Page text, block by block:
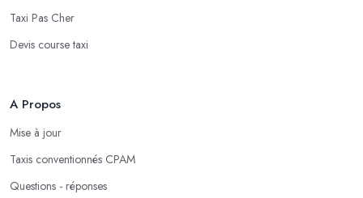
Taxi Pas Cher
Devis course taxi
A Propos
Mise à jour
Taxis conventionnés CPAM
Questions - réponses